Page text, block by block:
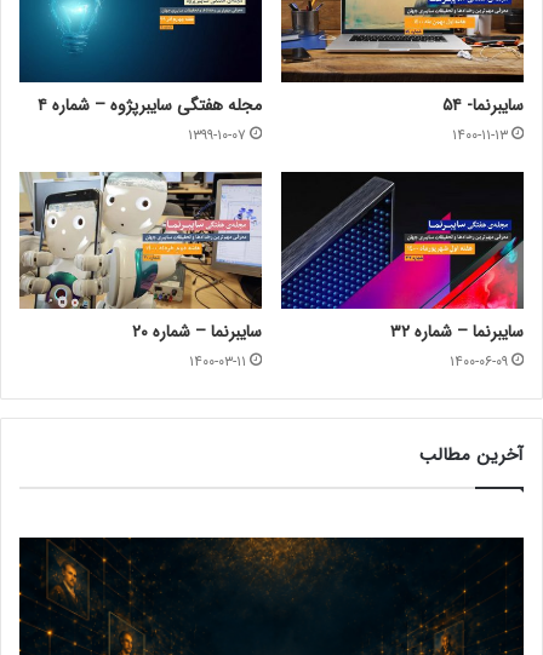
زیبایی شناسی الگوریتم
۱۴۰۵-۰۵-۱۴
کنترلِ وینری
هوش مصنوعی؛ نخستین رسانه شناخت‌گستر
۱۴۰۵-۰۵-۰۶